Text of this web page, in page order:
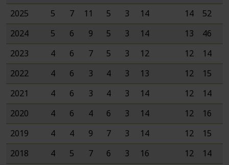
2025
5 7 11 5 3 14 14 52
2024
5 6 9 5 3 14 13 46
2023
4 6 7 5 3 12 12 14
2022
4 6 3 4 3 13 12 15
2021
4 6 3 4 3 14 12 14
2020
4 6 4 6 3 14 12 16
2019
4 4 9 7 3 14 12 15
2018
4 5 7 6 3 16 12 14